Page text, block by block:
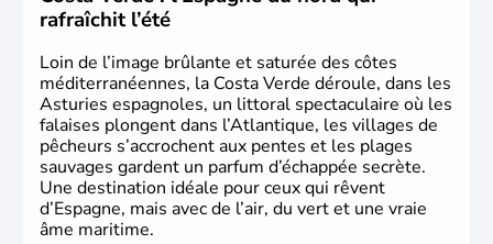
XIème siècle et le reste pendant plus de 100 ans. Madrid
rejoint le pays à partir de 1801 après avoir appartenu au
Portugal. Cette monarchie constitutionnelle intègre
l'Union Européenne en 1986.
rafraîchit l’été
Loin de l’image brûlante et saturée des côtes
méditerranéennes, la Costa Verde déroule, dans les
Asturies espagnoles, un littoral spectaculaire où les
falaises plongent dans l’Atlantique, les villages de
pêcheurs s’accrochent aux pentes et les plages
sauvages gardent un parfum d’échappée secrète.
Une destination idéale pour ceux qui rêvent
d’Espagne, mais avec de l’air, du vert et une vraie
âme maritime.